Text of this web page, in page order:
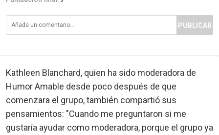
PUBLICAR
Kathleen Blanchard, quien ha sido moderadora de
Humor Amable desde poco después de que
comenzara el grupo, también compartió sus
pensamientos: "Cuando me preguntaron si me
gustaría ayudar como moderadora, porque el grupo ya